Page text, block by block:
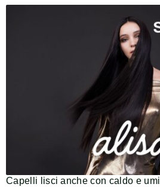
Capelli lisci anche con caldo e